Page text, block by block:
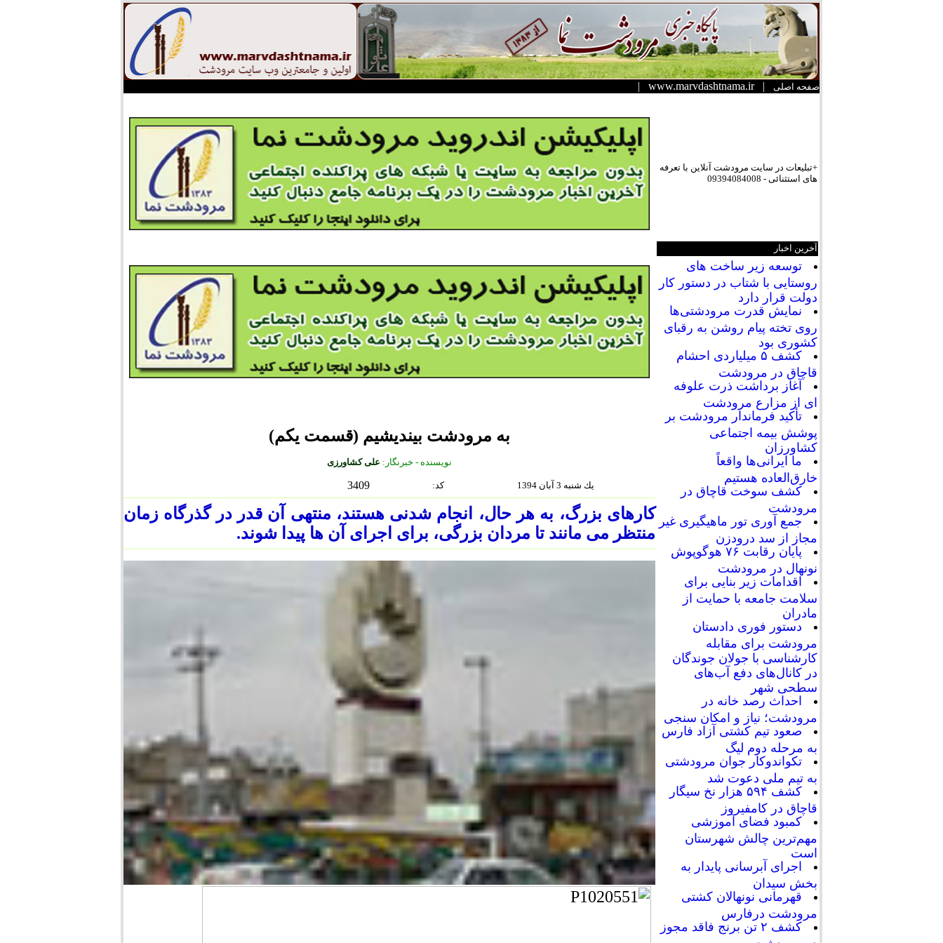
صفحه اصلی |
www.marvdashtnama.ir
|
+تبلیعات در سایت مرودشت آنلاین با تعرفه
های استثنائی - 09394084008
آخرین اخبار
توسعه زیر ساخت های
روستایی با شتاب در دستور کار
دولت قرار دارد
نمایش قدرت مرودشتی‌ها
روی تخته پیام روشن به رقبای
کشوری بود
کشف ۵ میلیاردی احشام
قاچاق در مرودشت
آغاز برداشت ذرت علوفه
ای از مزارع مرودشت
تأکید فرماندار مرودشت بر
پوشش بیمه اجتماعی
کشاورزان
ما ایرانی‌ها واقعاً
خارق‌العاده هستیم
کشف سوخت قاچاق در
مرودشت
جمع آوری تور ماهیگیری غیر
مجاز از سد درودزن
پایان رقابت‌ ۷۶ هوگوپوش
نونهال در مرودشت
اقدامات زیر بنایی برای
سلامت جامعه با حمایت از
مادران
دستور فوری دادستان
مرودشت برای مقابله
کارشناسی با جولان جوندگان
در کانال‌های دفع آب‌های
سطحی شهر
احداث رصد خانه در
مرودشت؛ نیاز و امکان سنجی
صعود تیم کشتی آزاد فارس
به مرحله دوم لیگ
تکواندوکار جوان مرودشتی
به تیم ملی دعوت شد
کشف ۵۹۴ هزار نخ سیگار
قاچاق در کامفیروز
کمبود فضای آموزشی
مهم‌ترین چالش شهرستان
است
اجرای آبرسانی پایدار به
بخش سیدان
قهرمانی نونهالان کشتی
مرودشت درفارس
کشف ۲ تن برنج فاقد مجوز
به مرودشت بیندیشیم (قسمت یکم)
نويسنده - خبرنگار: علی کشاورزی
3409 :كد يك شنبه 3 آبان 1394
کارهای بزرگ، به هر حال، انجام شدنی هستند، منتهی آن قدر در گذرگاه زمان
منتظر می مانند تا مردان بزرگی، برای اجرای آن ها پیدا شوند.